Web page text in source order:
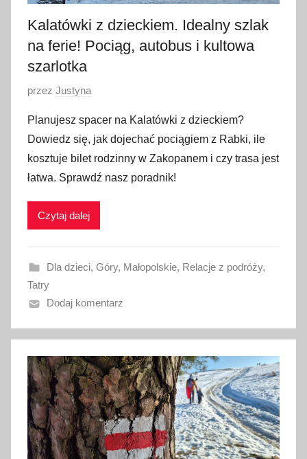
0
2
6
Kalatówki z dzieckiem. Idealny szlak
na ferie! Pociąg, autobus i kultowa
szarlotka
O
u
b
l
i
w
n
o
1
l
u
t
e
g
o
2
przez Justyna
Planujesz spacer na Kalatówki z dzieckiem?
Dowiedz się, jak dojechać pociągiem z Rabki, ile
kosztuje bilet rodzinny w Zakopanem i czy trasa jest
łatwa. Sprawdź nasz poradnik!
Czytaj dalej
Dla dzieci, Góry, Małopolskie, Relacje z podróży,
Tatry
Dodaj komentarz